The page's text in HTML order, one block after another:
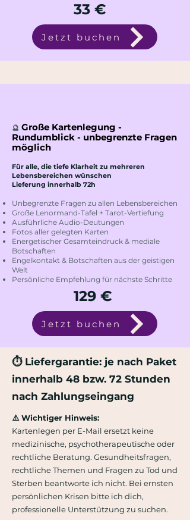
33 €
Jetzt buchen
🔮 Große Kartenlegung -
Rundumblick - unbegrenzte Fragen
möglich
Für alle, die tiefe Klarheit zu mehreren
Lebensbereichen wünschen
Lieferung innerhalb 72h
Unbegrenzte Fragen zu allen Lebensbereichen
Große Lenormand-Tafel + Tarot-Vertiefung
Ausführliche Audio-Deutungen
Fotos aller gelegten Karten
Energetischer Gesamteindruck & mediale
Botschaften
Engelkontakt & Botschaften aus der geistigen
Welt
Persönliche Empfehlung für nächste Schritte
129 €
Jetzt buchen
⏱ Liefergarantie: je nach Paket
innerhalb 48 bzw. 72 Stunden
nach Zahlungseingang
⚠️ Wichtiger Hinweis:
Kartenlegen per E-Mail ersetzt keine
medizinische, psychotherapeutische oder
rechtliche Beratung. Gesundheitsfragen,
rechtliche Themen und Fragen zu Tod und
Sterben beantworte ich nicht. Bei ernsten
persönlichen Krisen bitte ich dich,
professionelle Unterstützung zu suchen.